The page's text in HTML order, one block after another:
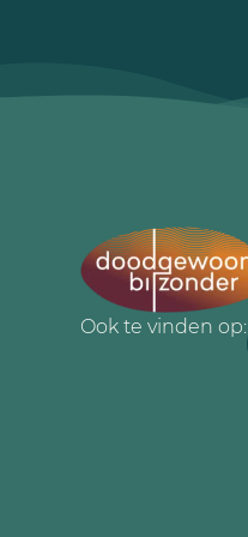
Ook te vinden op: